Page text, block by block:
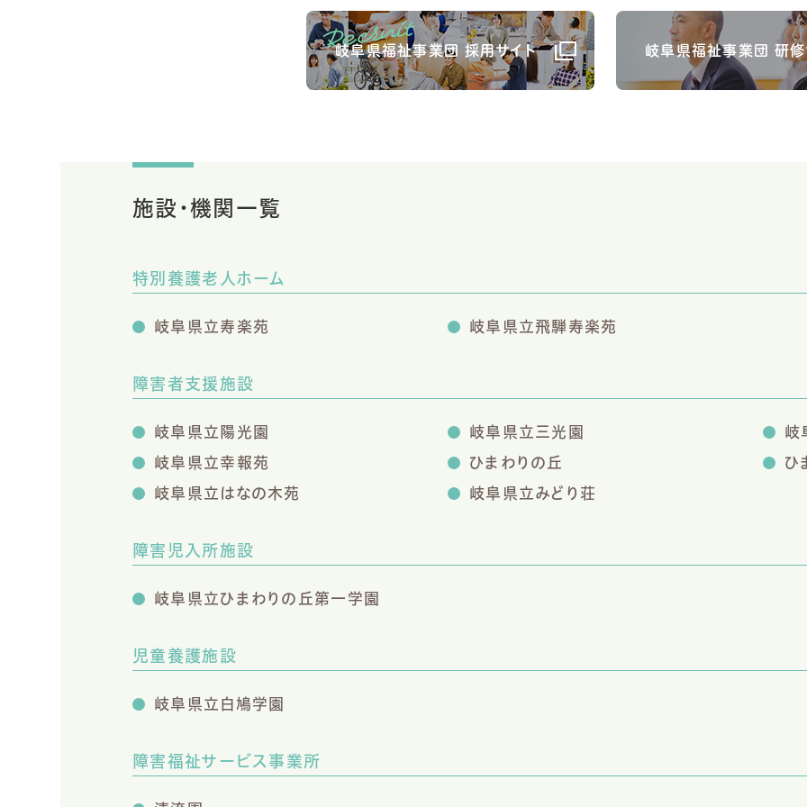
岐阜県福祉事業団 採用サイト 岐阜県福祉事業団 研修
施設・機関一覧
特別養護老人ホーム
岐阜県立寿楽苑 岐阜県立飛騨寿楽苑
障害者支援施設
岐阜県立陽光園 岐阜県立三光園
岐
岐阜県立幸報苑
ひまわりの丘
ひ
岐阜県立はなの木苑
岐阜県立みどり荘
障害児入所施設
岐阜県立ひまわりの丘第一学園
児童養護施設
岐阜県立白鳩学園
障害福祉サービス事業所